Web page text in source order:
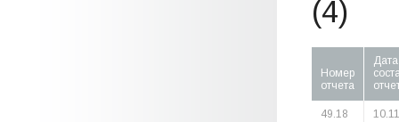
(4)
Номер
отчета
Дата
49.18